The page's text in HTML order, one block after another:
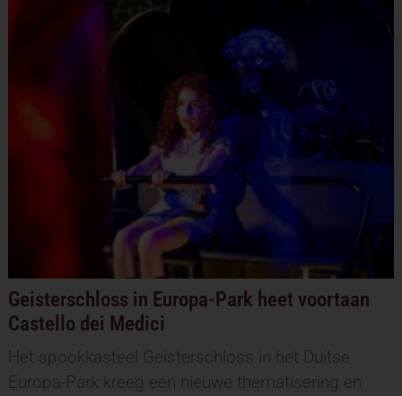
Geisterschloss in Europa-Park heet voortaan
Castello dei Medici
Het spookkasteel Geisterschloss in het Duitse
Europa-Park kreeg een nieuwe thematisering en